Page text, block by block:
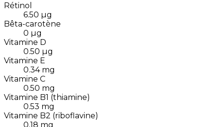
Rétinol
6.50 µg
Bêta-carotène
0 µg
Vitamine D
0.50 µg
Vitamine E
0.34 mg
Vitamine C
0.50 mg
Vitamine B1 (thiamine)
0.53 mg
Vitamine B2 (riboflavine)
0.18 mg